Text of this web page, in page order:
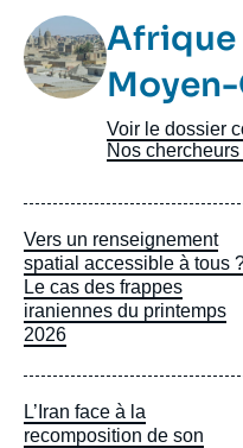
Image
TaxonomieAfrique
Voir le dossier
Nos
Vers un renseignement
spatial accessible à tous
Le cas des frappes
iraniennes du printemps
2026
L’Iran face à la
recomposition de son